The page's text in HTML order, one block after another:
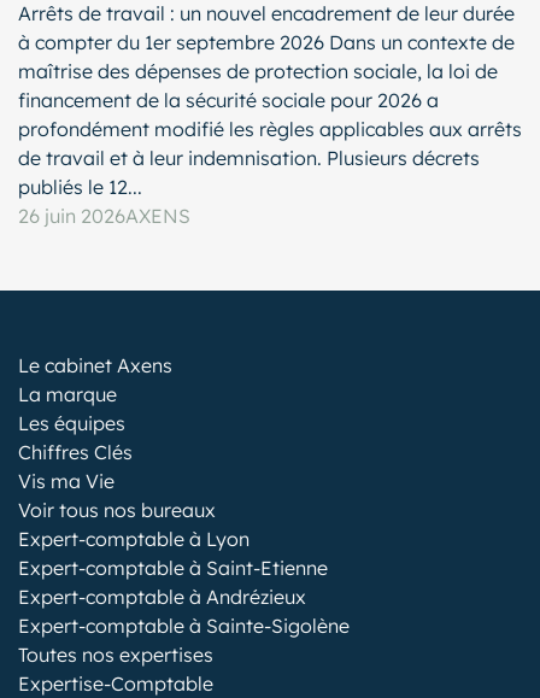
Arrêts de travail : un nouvel encadrement de leur durée
à compter du 1er septembre 2026 Dans un contexte de
maîtrise des dépenses de protection sociale, la loi de
financement de la sécurité sociale pour 2026 a
profondément modifié les règles applicables aux arrêts
de travail et à leur indemnisation. Plusieurs décrets
publiés le 12...
26 juin 2026AXENS
Le cabinet Axens
La marque
Les équipes
Chiffres Clés
Vis ma Vie
Voir tous nos bureaux
Expert-comptable à Lyon
Expert-comptable à Saint-Etienne
Expert-comptable à Andrézieux
Expert-comptable à Sainte-Sigolène
Toutes nos expertises
Expertise-Comptable